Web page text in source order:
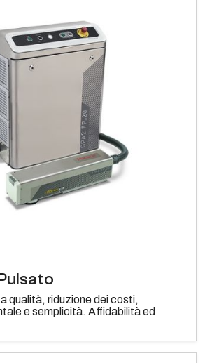
qualità, riduzione dei costi,
e semplicità. Affidabilità ed